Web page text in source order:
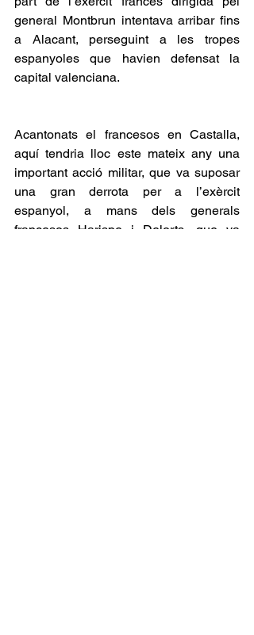
general Montbrun intentava arribar fins
a Alacant, perseguint a les tropes
espanyoles que havien defensat la
capital valenciana.
Acantonats el francesos en Castalla,
aquí tendria lloc este mateix any una
important acció militar, que va suposar
una gran derrota per a l’exèrcit
espanyol, a mans dels generals
francesos Harispe i Delorts, que va